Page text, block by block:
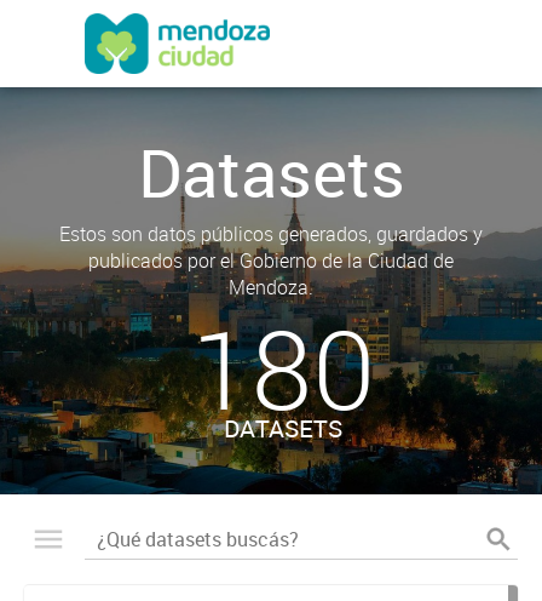
Datasets
Estos son datos públicos generados, guardados y
publicados por el Gobierno de la Ciudad de
Mendoza.
180
DATASETS